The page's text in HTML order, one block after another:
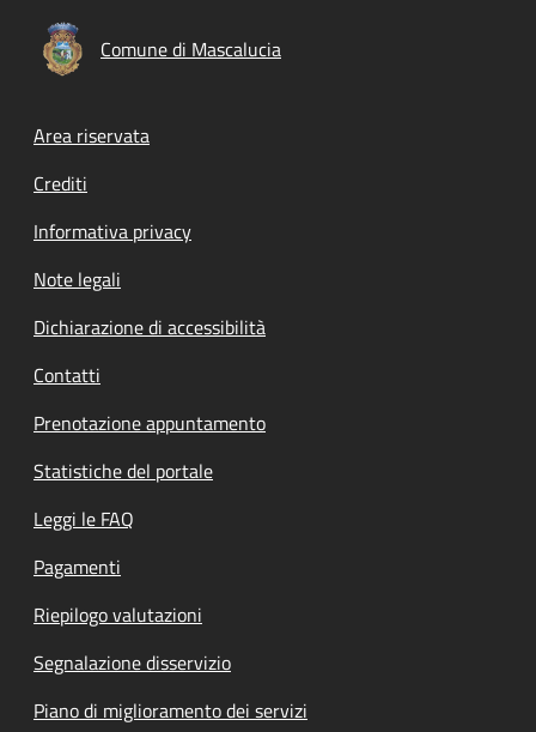
Comune di Mascalucia
Footer menu
Area riservata
Crediti
Informativa privacy
Note legali
Dichiarazione di accessibilità
Contatti
Prenotazione appuntamento
Statistiche del portale
Leggi le FAQ
Pagamenti
Riepilogo valutazioni
Segnalazione disservizio
Piano di miglioramento dei servizi